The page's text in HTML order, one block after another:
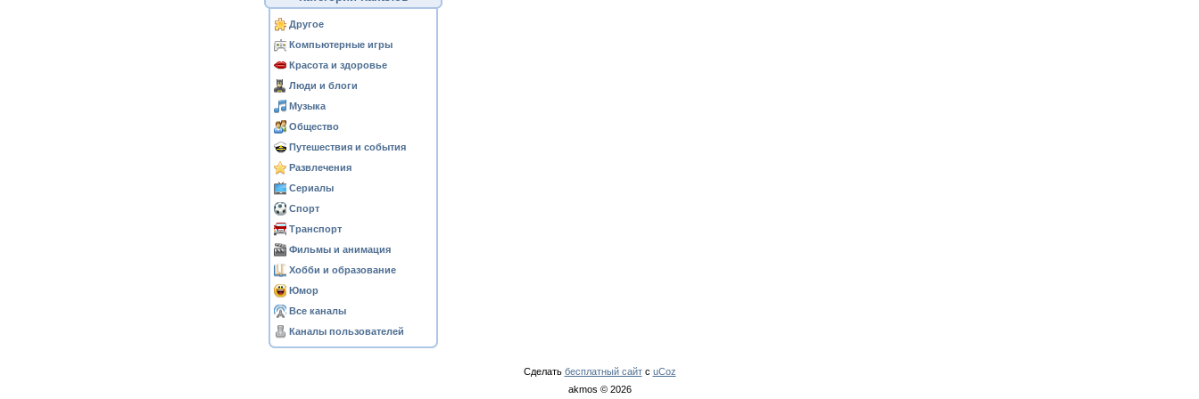
Другое
Компьютерные игры
Красота и здоровье
Люди и блоги
Музыка
Общество
Путешествия и события
Развлечения
Сериалы
Спорт
Транспорт
Фильмы и анимация
Хобби и образование
Юмор
Все каналы
Каналы пользователей
Сделать бесплатный сайтс uCoz
akmos © 2026